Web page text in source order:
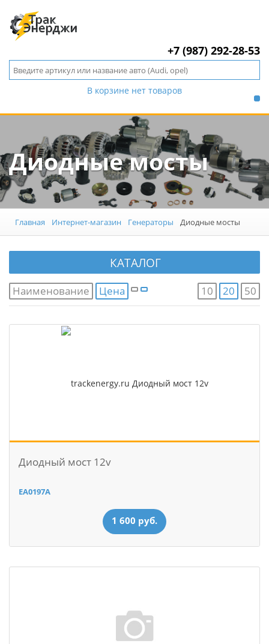
+7 (987) 292-28-53
В корзине нет товаров
Диодные мосты
Главная Интернет-магазин Генераторы Диодные мосты
КАТАЛОГ
Наименование Цена 10 20 50
Диодный мост 12v
EA0197A
1 600 руб.